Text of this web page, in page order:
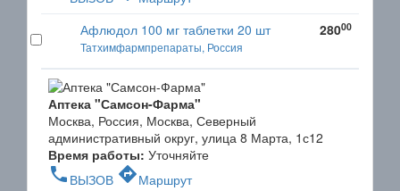
Афлюдол 100 мг таблетки 20 шт
Татхимфармпрепараты, Россия
28000
Аптека "Самсон-Фарма"
Москва, Россия, Москва, Северный
административный округ, улица 8 Марта, 1с12
Время работы: Уточняйте
phone ВЫЗОВ directionsМаршрут